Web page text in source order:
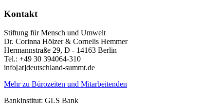
Kontakt
Stiftung für Mensch und Umwelt
Dr. Corinna Hölzer & Cornelis Hemmer
Hermannstraße 29, D - 14163 Berlin
Tel.: +49 30 394064-310
info[at]deutschland-summt.de
Mehr zu Bürozeiten und Mitarbeitenden
Bankinstitut: GLS Bank